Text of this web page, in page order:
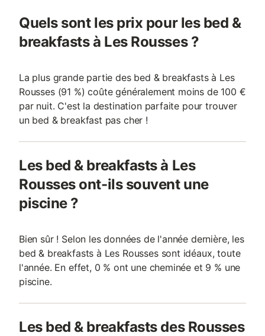
Quels sont les prix pour les bed &
breakfasts à Les Rousses ?
La plus grande partie des bed & breakfasts à Les
Rousses (91 %) coûte généralement moins de 100 €
par nuit. C'est la destination parfaite pour trouver
un bed & breakfast pas cher !
Les bed & breakfasts à Les
Rousses ont-ils souvent une
piscine ?
Bien sûr ! Selon les données de l'année dernière, les
bed & breakfasts à Les Rousses sont idéaux, toute
l'année. En effet, 0 % ont une cheminée et 9 % une
piscine.
Les bed & breakfasts des Rousses